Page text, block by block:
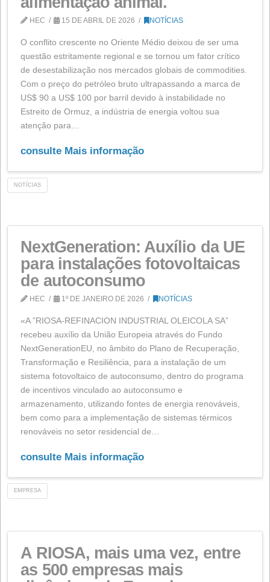
Conflito no Irã: A
perfeita que ameaça a
alimentação animal.
15 DE ABRIL DE 2026 NOTÍCIAS
O conflito crescente no Oriente Médio deixou de ser
questão estritamente regional e se tornou um fator
Com o preço do petróleo bruto ultrapassando a
US$ 90 a US$ 100 por barril devido à instabilidade no
Estreito de Ormuz, a indústria de energia voltou sua
NOTÍCIAS
NextGeneration: Auxílio da
para instalações
de autoconsumo
HEC 1º DE JANEIRO DE 2026 NOTÍCIAS
«A ”RIOSA-REFINACION INDUSTRIAL OLEICOLA SA”
NextGenerationEU, no âmbito do Plano de
Transformação e Resiliência, para a instalação de um
sistema fotovoltaico de autoconsumo, dentro do
armazenamento, utilizando fontes de energia
bem como para a implementação de sistemas
renováveis no setor residencial de…